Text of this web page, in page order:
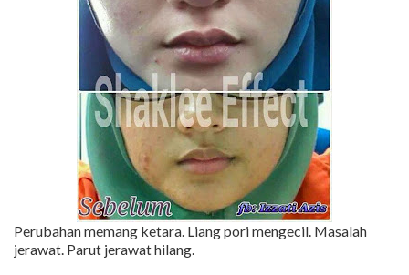
Perubahan memang ketara. Liang pori mengecil. Masalah
jerawat. Parut jerawat hilang.